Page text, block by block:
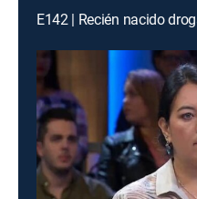
E142 | Recién nacido